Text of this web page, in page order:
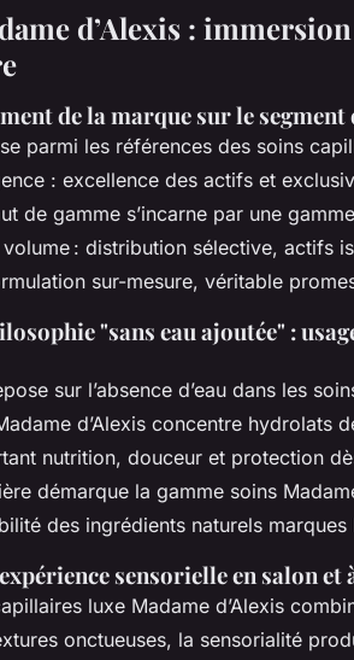
d’Alexis :
de la marque sur le segment
parmi les références des soins
: excellence des actifs et
de gamme s’incarne par une
volume : distribution sélective, actifs
sur-mesure, véritable
"sans eau ajoutée" :
sur l’absence d’eau dans les
d’Alexis concentre hydrolats
nutrition, douceur et protection
démarque la gamme soins
des ingrédients naturels marques
sensorielle en salon et
luxe Madame d’Alexis
onctueuses, la sensorialité